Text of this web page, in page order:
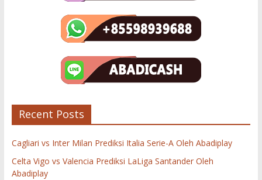
Recent Posts
Cagliari vs Inter Milan Prediksi Italia Serie-A Oleh Abadiplay
Celta Vigo vs Valencia Prediksi LaLiga Santander Oleh
Abadiplay